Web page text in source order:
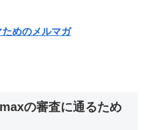
めのメルマガ
の審査に通るため